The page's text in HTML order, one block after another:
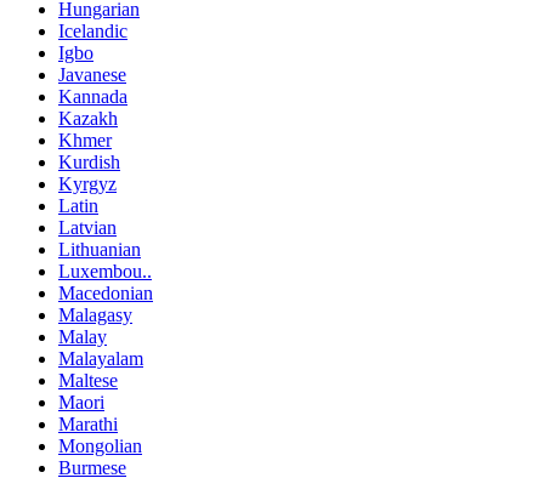
Hungarian
Icelandic
Igbo
Javanese
Kannada
Kazakh
Khmer
Kurdish
Kyrgyz
Latin
Latvian
Lithuanian
Luxembou..
Macedonian
Malagasy
Malay
Malayalam
Maltese
Maori
Marathi
Mongolian
Burmese